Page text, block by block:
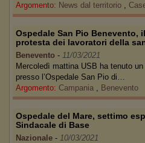
Argomento: News dal territorio ,
Ospedale San Pio Benevento,
protesta dei lavoratori della
Benevento - 11/03/2021
Mercoledì mattina USB ha tenuto
presso l’Ospedale San Pio di…
Argomento: Campania , Benevento
Ospedale del Mare, settimo
Sindacale di Base
Nazionale - 10/03/2021